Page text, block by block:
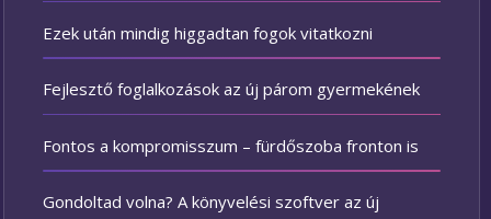
Ezek után mindig higgadtan fogok vitatkozni
Fejlesztő foglalkozások az új párom gyermekének
Fontos a kompromisszum – fürdőszoba fronton is
Gondoltad volna? A könyvelési szoftver az új